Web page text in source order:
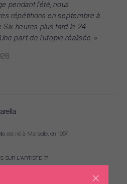
pendant l’été, nous
répétitions en septembre à
Six heures plus tard le 24.
Une part de l’utopie réalisée. »
est né à Marseille, en 1957.
SUR L’ARTISTE